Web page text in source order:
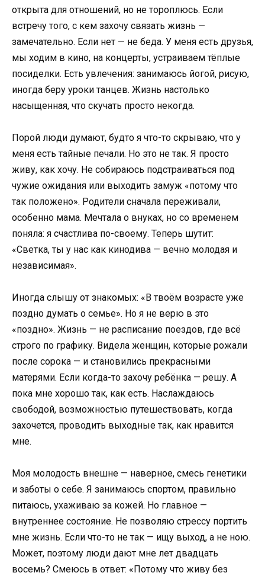
открыта для отношений, но не тороплюсь. Если
встречу того, с кем захочу связать жизнь —
замечательно. Если нет — не беда. У меня есть друзья,
мы ходим в кино, на концерты, устраиваем тёплые
посиделки. Есть увлечения: занимаюсь йогой, рисую,
иногда беру уроки танцев. Жизнь настолько
насыщенная, что скучать просто некогда.
Порой люди думают, будто я что-то скрываю, что у
меня есть тайные печали. Но это не так. Я просто
живу, как хочу. Не собираюсь подстраиваться под
чужие ожидания или выходить замуж «потому что
так положено». Родители сначала переживали,
особенно мама. Мечтала о внуках, но со временем
поняла: я счастлива по-своему. Теперь шутит:
«Светка, ты у нас как кинодива — вечно молодая и
независимая».
Иногда слышу от знакомых: «В твоём возрасте уже
поздно думать о семье». Но я не верю в это
«поздно». Жизнь — не расписание поездов, где всё
строго по графику. Видела женщин, которые рожали
после сорока — и становились прекрасными
матерями. Если когда-то захочу ребёнка — решу. А
пока мне хорошо так, как есть. Наслаждаюсь
свободой, возможностью путешествовать, когда
захочется, проводить выходные так, как нравится
мне.
Моя молодость внешне — наверное, смесь генетики
и заботы о себе. Я занимаюсь спортом, правильно
питаюсь, ухаживаю за кожей. Но главное —
внутреннее состояние. Не позволяю стрессу портить
мне жизнь. Если что-то не так — ищу выход, а не ною.
Может, поэтому люди дают мне лет двадцать
восемь? Смеюсь в ответ: «Потому что живу без